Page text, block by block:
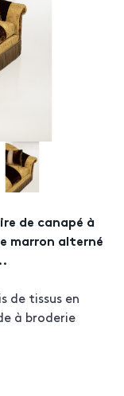
de canapé à
marron alterné
de tissus en
à broderie